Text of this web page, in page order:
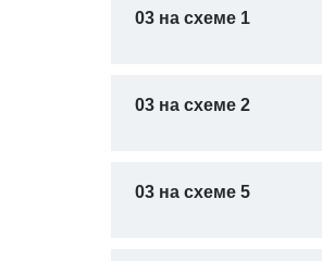
03 на схеме 1
03 на схеме 2
03 на схеме 5